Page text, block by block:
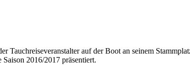
Tauchreiseveranstalter auf der Boot an seinem
2016/2017 präsentiert.